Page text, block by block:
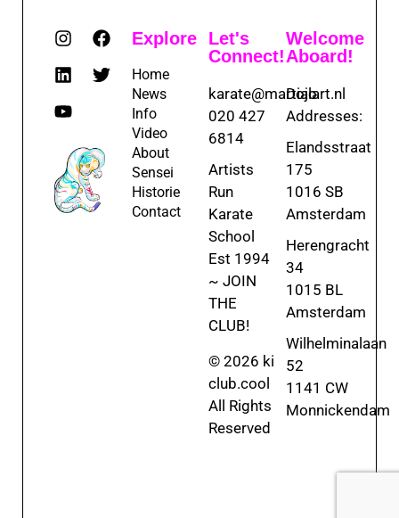
Explore
Home
News
Info
Video
About
Sensei
Historie
Contact
Let's
Connect!
karate@martialart.nl
020 427
6814
Artists
Run
Karate
School
Est 1994
~ JOIN
THE
CLUB!
© 2026 ki
club.cool
All Rights
Reserved
Welcome
Aboard!
Dojo
Addresses:
Elandsstraat
175
1016 SB
Amsterdam
Herengracht
34
1015 BL
Amsterdam
Wilhelminalaan
52
1141 CW
Monnickendam